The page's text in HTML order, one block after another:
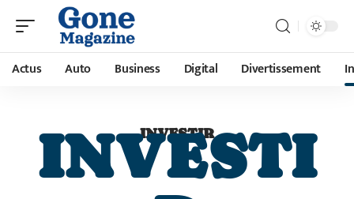
Actus Auto Business Digital Divertissement
INVESTIR
INVESTI